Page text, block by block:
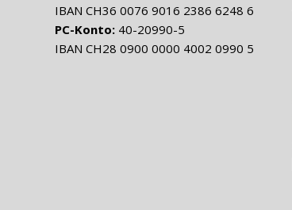
IBAN CH36 0076 9016 2386 6248 6
PC-Konto: 40-20990-5
IBAN CH28 0900 0000 4002 0990 5